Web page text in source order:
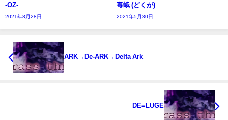
-OZ-
2021年8月28日
毒蛾 (どくが)
2021年5月30日
ARK→De-ARK→Delta Ark
DE=LUGE